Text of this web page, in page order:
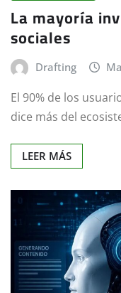
La mayoría
sociales
Drafting
El 90% de los
dice más del
LEER MÁS